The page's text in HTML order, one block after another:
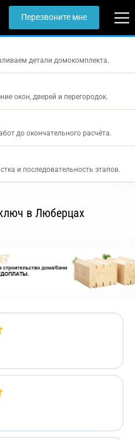
Перезвоните мне
детали домокомплекта.
окон, дверей и перегородок.
до окончательного расчёта.
и последовательность этапов.
в Люберцах